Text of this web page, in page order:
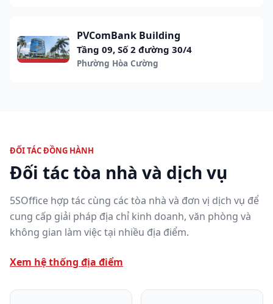
PVComBank Building
Tầng 09, Số 2 đường 30/4
Phường Hòa Cường
ĐỐI TÁC ĐỒNG HÀNH
Đối tác tòa nhà và dịch vụ
5SOffice hợp tác cùng các tòa nhà và đơn vị dịch vụ để
cung cấp giải pháp địa chỉ kinh doanh, văn phòng và
không gian làm việc tại nhiều địa điểm.
Xem hệ thống địa điểm